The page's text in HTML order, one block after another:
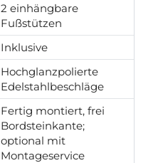
2 einhängbare
Fußstützen
Inklusive
Hochglanzpolierte
Edelstahlbeschläge
Fertig montiert, frei
Bordsteinkante;
optional mit
Montageservice